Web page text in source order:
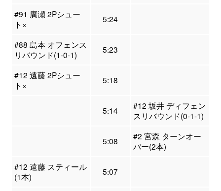
#91 廣瀬 2Pシュー
ト×
5:24
#88 島本 オフェンス
リバウンド(1-0-1)
5:23
#12 遠藤 2Pシュー
ト×
5:18
5:14
#12 坂井 ディフェン
スリバウンド(0-1-1)
5:08
#2 宮森 ターンオー
バー(2本)
#12 遠藤 スティール
(1本)
5:07